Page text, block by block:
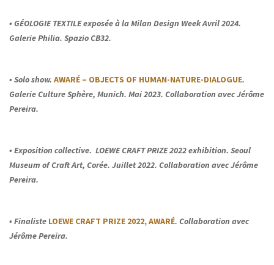
• GÉOLOGIE TEXTILE exposée à la Milan Design Week Avril 2024.
Galerie Philia. Spazio CB32.
• Solo show. AWARÉ – OBJECTS OF HUMAN-NATURE-DIALOGUE.
Galerie Culture Sphère, Munich. Mai 2023. Collaboration avec Jérôme
Pereira.
• Exposition collective. LOEWE CRAFT PRIZE 2022 exhibition. Seoul
Museum of Craft Art, Corée. Juillet 2022. Collaboration avec Jérôme
Pereira.
• Finaliste LOEWE CRAFT PRIZE 2022, AWARÉ. Collaboration avec
Jérôme Pereira.